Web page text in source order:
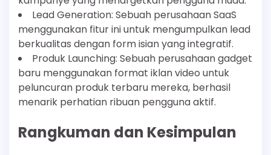
Lead Generation: Sebuah perusahaan SaaS
menggunakan fitur ini untuk mengumpulkan lead
berkualitas dengan form isian yang integratif.
Produk Launching: Sebuah perusahaan gadget
baru menggunakan format iklan video untuk
peluncuran produk terbaru mereka, berhasil
menarik perhatian ribuan pengguna aktif.
Rangkuman dan Kesimpulan